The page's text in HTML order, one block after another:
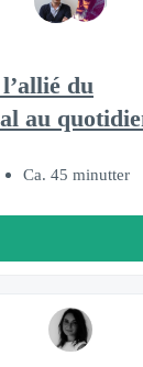
du
au
Ca. 45 minutter